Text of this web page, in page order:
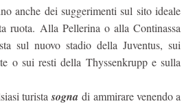
anche dei suggerimenti sul sito ideale
ruota. Alla Pellerina o alla Continassa
sul nuovo stadio della Juventus, sui
o sui resti della Thyssenkrupp e sulla
turistasognadi ammirare venendo a